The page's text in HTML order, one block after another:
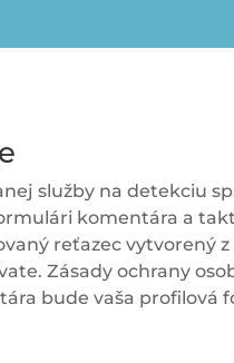
služby na detekciu
komentára a
reťazec vytvorený
Zásady ochrany
bude vaša profilová